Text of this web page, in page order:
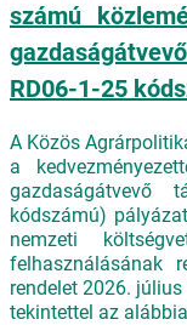
számú
RD06-1-25
A Közös
a
gazdaságátvevő
kódszámú)
nemzeti
felhasználásának
rendelet 2026.
tekintettel az